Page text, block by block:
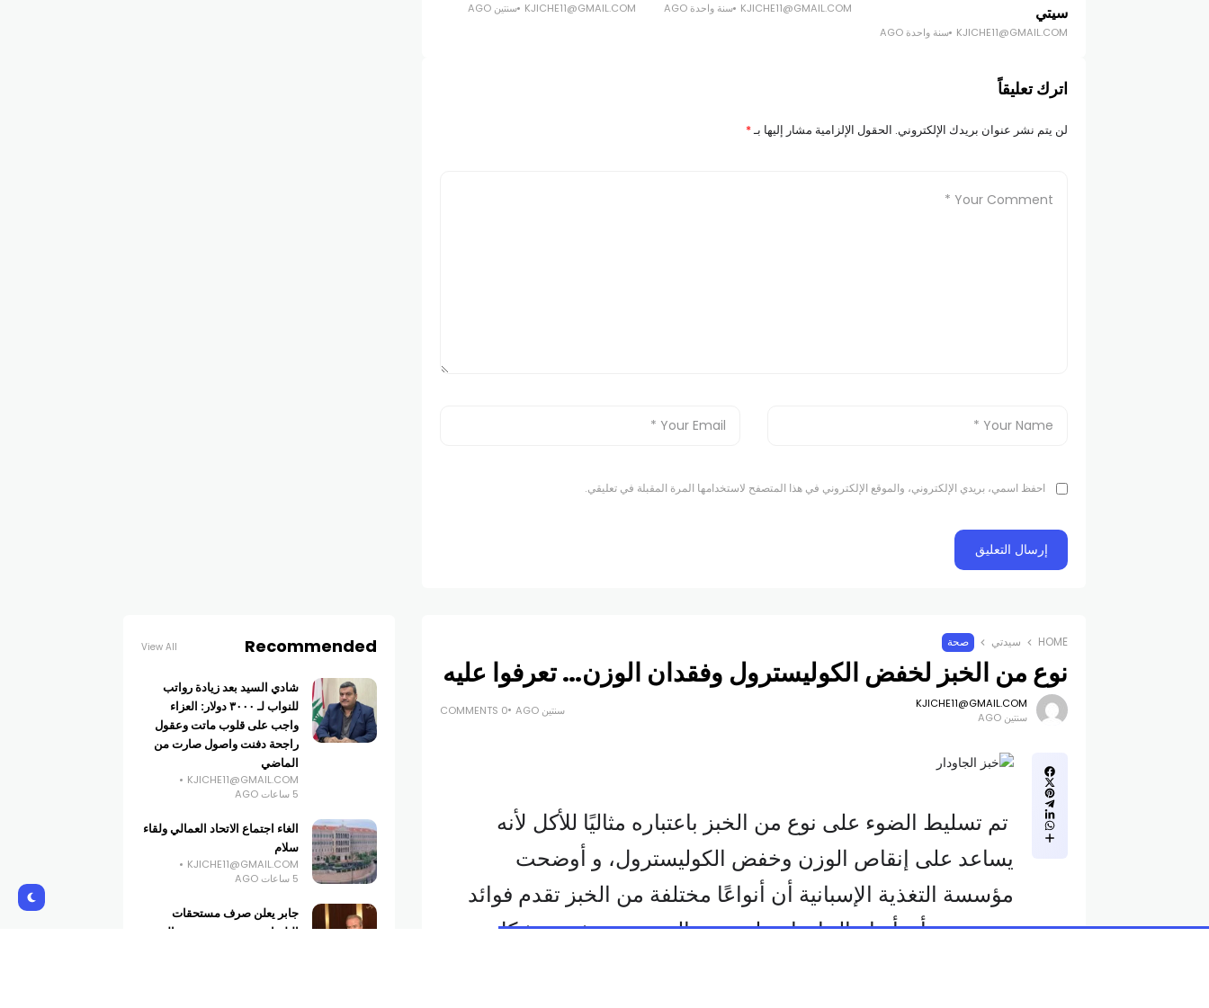
سيتي
KJICHE11@GMAIL.COM سنة واحدة AGO
KJICHE11@GMAIL.COM سنة واحدة AGO KJICHE11@GMAIL.COM سنتين AGO
اترك تعليقاً
لن يتم نشر عنوان بريدك الإلكتروني. الحقول الإلزامية مشار إليها بـ*
احفظ اسمي، بريدي الإلكتروني، والموقع الإلكتروني في هذا المتصفح لاستخدامها المرة المقبلة في تعليقي.
HOME سيدتي صحة
نوع من الخبز لخفض الكوليسترول وفقدان الوزن… تعرفوا عليه
KJICHE11@GMAIL.COM
سنتين AGO
سنتين AGO 0 COMMENTS
تم تسليط الضوء على نوع من الخبز باعتباره مثاليًا للأكل لأنه
يساعد على إنقاص الوزن وخفض الكوليسترول، و أوضحت
مؤسسة التغذية الإسبانية أن أنواعًا مختلفة من الخبز تقدم فوائد
صحية – وأن أنواع الجاودار على وجه الخصوص مفيدة بشكل
Recommended
View All
شادي السيد بعد زيادة رواتب
للنواب لـ ٣٠٠٠ دولار: العزاء
واجب على قلوب ماتت وعقول
راجحة دفنت واصول صارت من
الماضي
KJICHE11@GMAIL.COM
5 ساعات AGO
الغاء اجتماع الاتحاد العمالي ولقاء
سلام
KJICHE11@GMAIL.COM
5 ساعات AGO
جابر يعلن صرف مستحقات
البلديات ويفتتح محتسبية مالية